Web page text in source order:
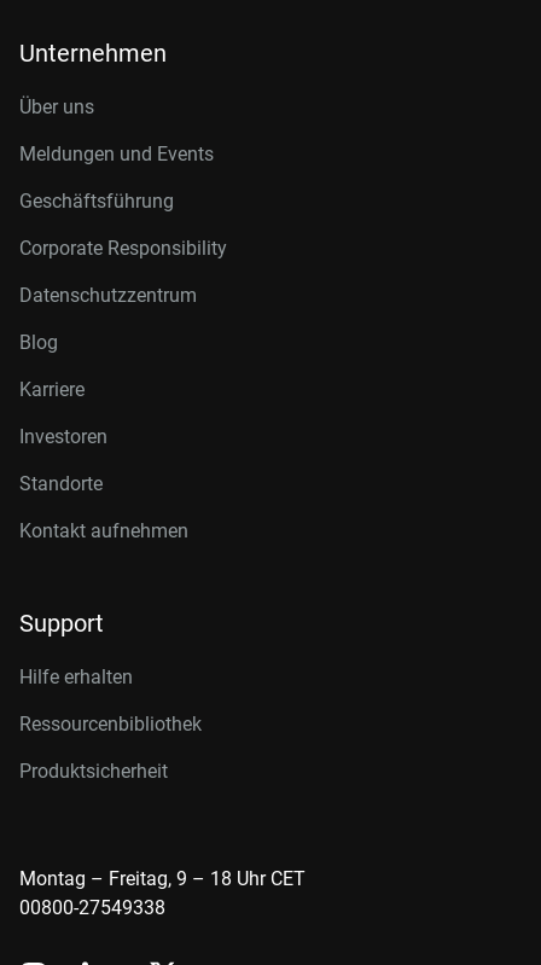
Unternehmen
Über uns
Meldungen und Events
Geschäftsführung
Corporate Responsibility
Datenschutzzentrum
Blog
Karriere
Investoren
Standorte
Kontakt aufnehmen
Support
Hilfe erhalten
Ressourcenbibliothek
Produktsicherheit
Montag – Freitag, 9 – 18 Uhr CET
00800-27549338